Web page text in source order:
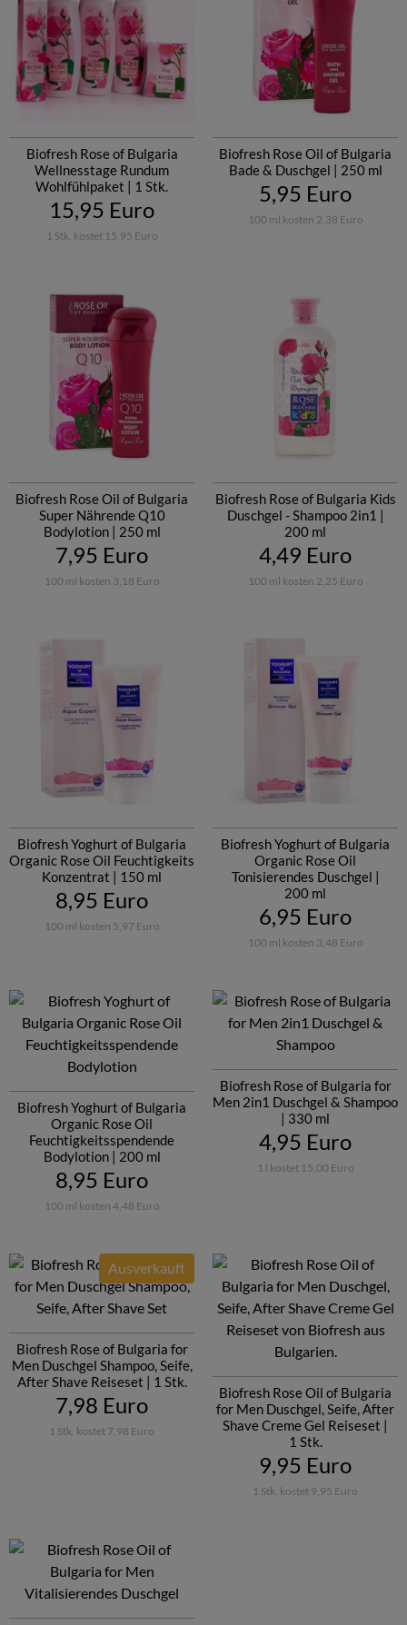
Biofresh Rose of Bulgaria
Wellnesstage Rundum
Wohlfühlpaket | 1 Stk.
15,95 Euro
1 Stk. kostet 15,95 Euro
Biofresh Rose Oil of Bulgaria
Bade & Duschgel | 250 ml
5,95 Euro
100 ml kosten 2,38 Euro
Biofresh Rose Oil of Bulgaria
Super Nährende Q10
Bodylotion | 250 ml
7,95 Euro
100 ml kosten 3,18 Euro
Biofresh Rose of Bulgaria Kids
Duschgel - Shampoo 2in1 |
200 ml
4,49 Euro
100 ml kosten 2,25 Euro
Biofresh Yoghurt of Bulgaria
Organic Rose Oil Feuchtigkeits
Konzentrat | 150 ml
8,95 Euro
100 ml kosten 5,97 Euro
Biofresh Yoghurt of Bulgaria
Organic Rose Oil
Tonisierendes Duschgel |
200 ml
6,95 Euro
100 ml kosten 3,48 Euro
Biofresh Yoghurt of Bulgaria
Organic Rose Oil
Feuchtigkeitsspendende
Bodylotion | 200 ml
8,95 Euro
100 ml kosten 4,48 Euro
Biofresh Rose of Bulgaria for
Men 2in1 Duschgel & Shampoo
| 330 ml
4,95 Euro
1 l kostet 15,00 Euro
Biofresh Rose of Bulgaria for
Men Duschgel Shampoo, Seife,
After Shave Reiseset | 1 Stk.
Ausverkauft
7,98 Euro
1 Stk. kostet 7,98 Euro
Biofresh Rose Oil of Bulgaria
for Men Duschgel, Seife, After
Shave Creme Gel Reiseset |
1 Stk.
9,95 Euro
1 Stk. kostet 9,95 Euro